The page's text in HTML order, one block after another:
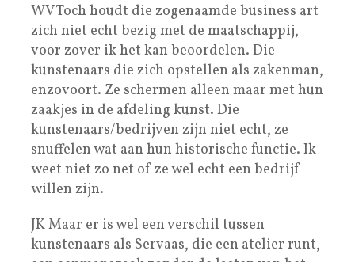
WV Toch houdt die zogenaamde business art
zich niet echt bezig met de maatschappij,
voor zover ik het kan beoordelen. Die
kunstenaars die zich opstellen als zakenman,
enzovoort. Ze schermen alleen maar met hun
zaakjes in de afdeling kunst. Die
kunstenaars/bedrijven zijn niet echt, ze
snuffelen wat aan hun historische functie. Ik
weet niet zo net of ze wel echt een bedrijf
willen zijn.
JK Maar er is wel een verschil tussen
kunstenaars als Servaas, die een atelier runt,